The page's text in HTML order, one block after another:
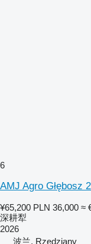
6
AMJ Agro Głębosz
¥65,200 PLN 36,000 ≈
深耕犁
2026
波兰, Rzędziany